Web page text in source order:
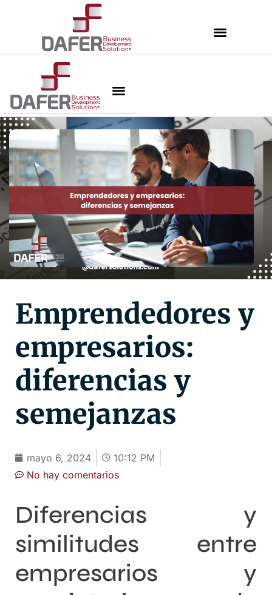
Emprendedores y
empresarios:
diferencias y
semejanzas
mayo 6, 2024
10:12 PM
No hay comentarios
Diferencias y
similitudes entre
empresarios y